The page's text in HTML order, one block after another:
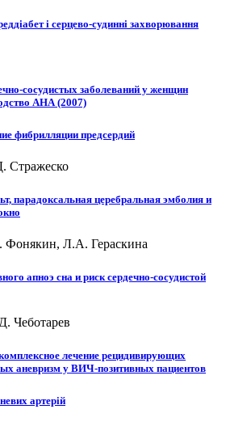
і серцево-судинні захворювання
сосудистых заболеваний у женщин
АНА (2007)
фибрилляции предсердий
Стражеско
парадоксальная церебральная эмболия и
Л.А. Гераскина
апноэ сна и риск сердечно-сосудистой
Чеботарев
лечение рецидивирующих
аневризм у ВИЧ-позитивных пациентов
артерій